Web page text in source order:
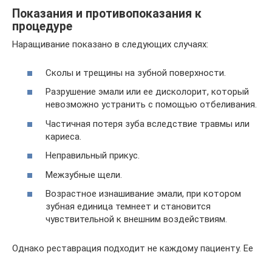
Показания и противопоказания к
процедуре
Наращивание показано в следующих случаях:
Сколы и трещины на зубной поверхности.
Разрушение эмали или ее дисколорит, который
невозможно устранить с помощью отбеливания.
Частичная потеря зуба вследствие травмы или
кариеса.
Неправильный прикус.
Межзубные щели.
Возрастное изнашивание эмали, при котором
зубная единица темнеет и становится
чувствительной к внешним воздействиям.
Однако реставрация подходит не каждому пациенту. Ее